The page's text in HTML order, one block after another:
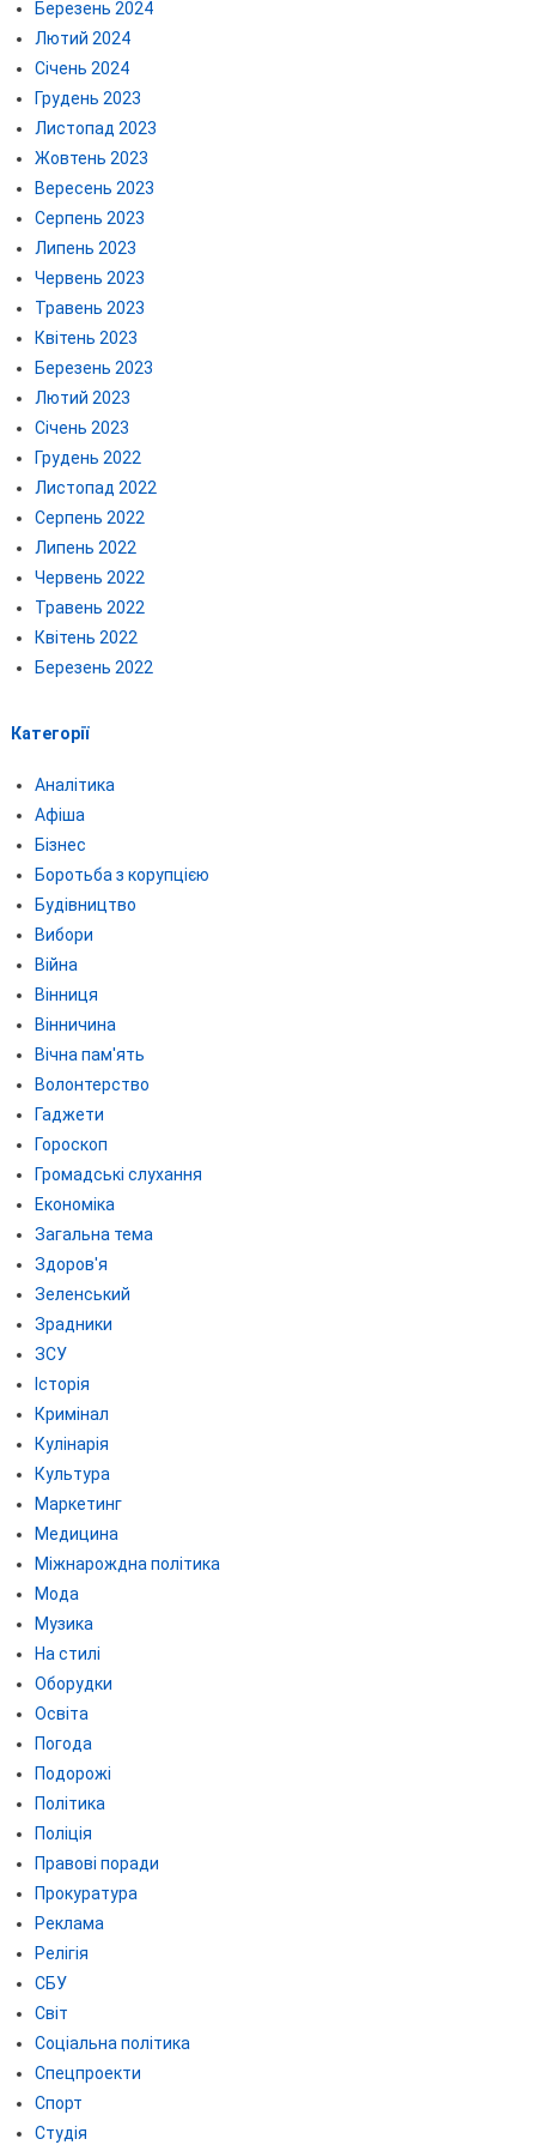
Березень 2024
Лютий 2024
Січень 2024
Грудень 2023
Листопад 2023
Жовтень 2023
Вересень 2023
Серпень 2023
Липень 2023
Червень 2023
Травень 2023
Квітень 2023
Березень 2023
Лютий 2023
Січень 2023
Грудень 2022
Листопад 2022
Серпень 2022
Липень 2022
Червень 2022
Травень 2022
Квітень 2022
Березень 2022
Категорії
Аналітика
Афіша
Бізнес
Боротьба з корупцією
Будівництво
Вибори
Війна
Вінниця
Вінничина
Вічна пам'ять
Волонтерство
Гаджети
Гороскоп
Громадські слухання
Економіка
Загальна тема
Здоров'я
Зеленський
Зрадники
ЗСУ
Історія
Кримінал
Кулінарія
Культура
Маркетинг
Медицина
Міжнарождна політика
Мода
Музика
На стилі
Оборудки
Освіта
Погода
Подорожі
Політика
Поліція
Правові поради
Прокуратура
Реклама
Релігія
СБУ
Світ
Соціальна політика
Спецпроекти
Спорт
Студія